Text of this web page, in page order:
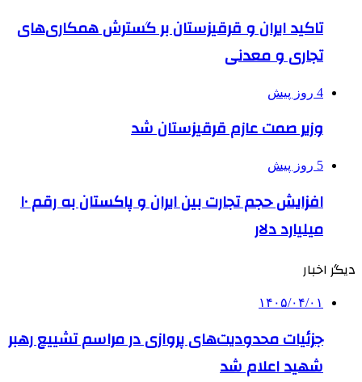
تاکید ایران و قرقیزستان بر گسترش همکاری‌های
تجاری و معدنی
4 روز پیش
وزیر صمت عازم قرقیزستان شد
5 روز پیش
افزایش حجم تجارت بین ایران و پاکستان به رقم ۱۰
میلیارد دلار
دیگر اخبار
۱۴۰۵/۰۴/۰۱
جزئیات محدودیت‌های پروازی در مراسم تشییع رهبر
شهید اعلام شد